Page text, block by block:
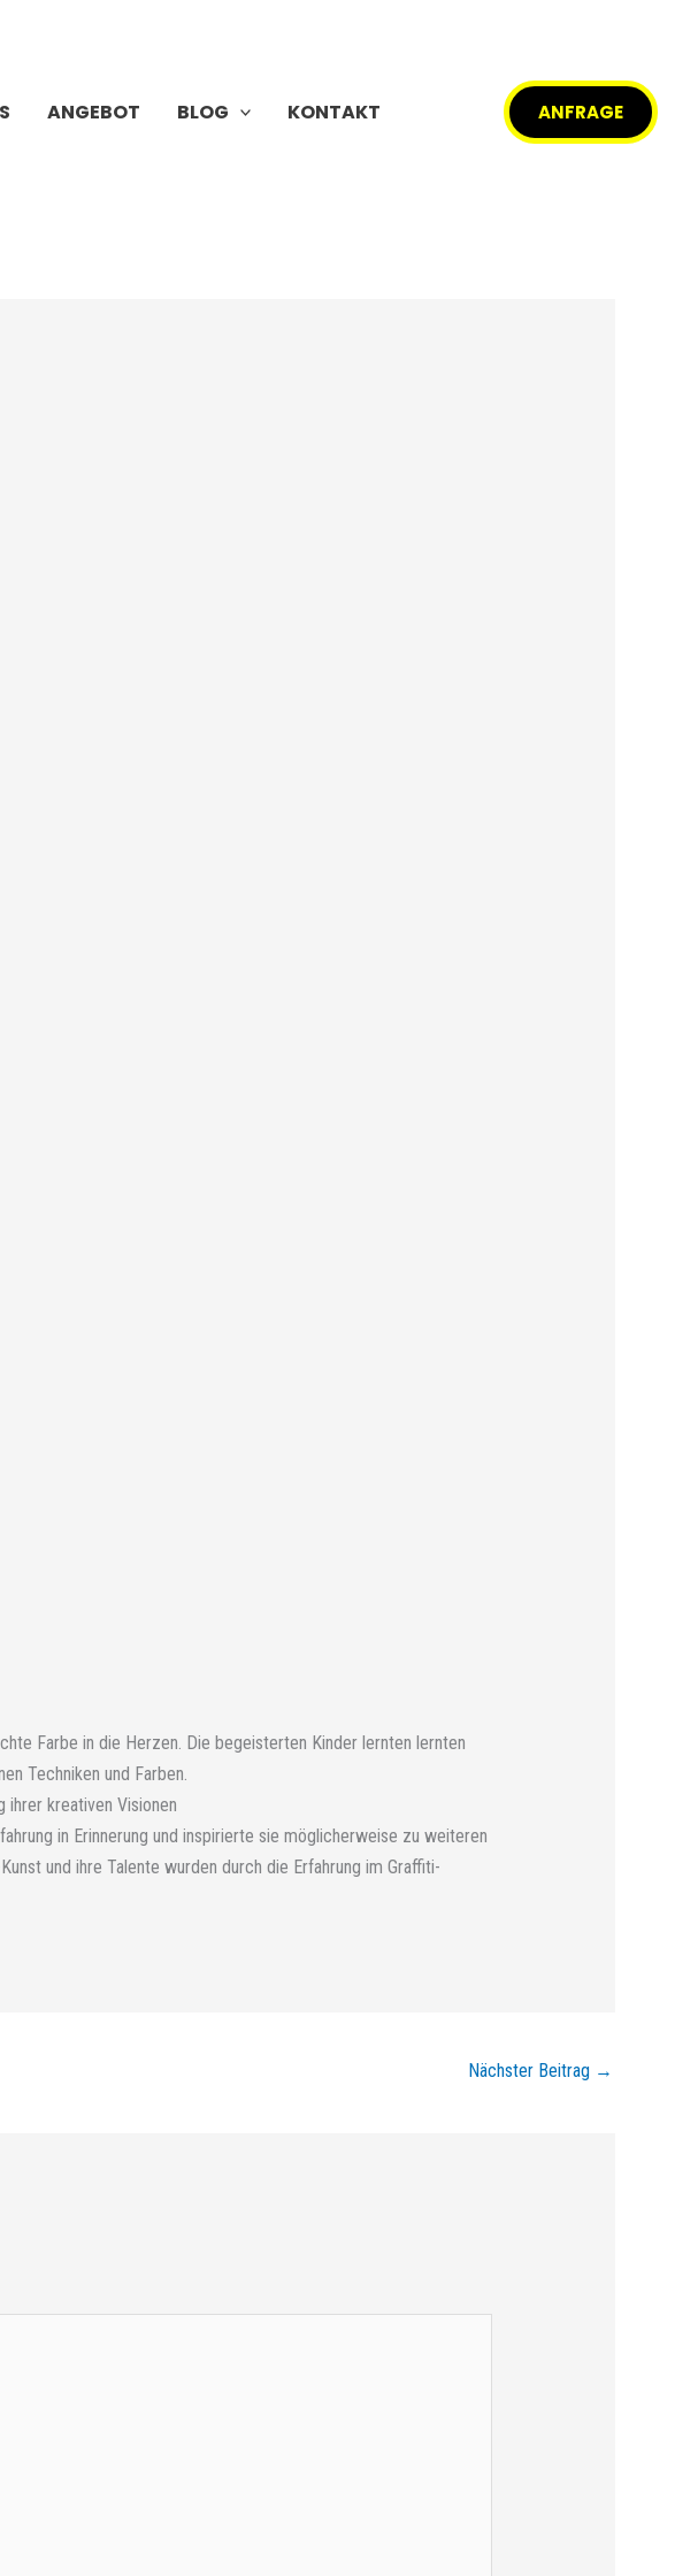
ANGEBOT BLOG KONTAKT ANFRAGE
Farbe in die Herzen. Die begeisterten Kinder lernten lernten
Techniken und Farben.
ihrer kreativen Visionen
in Erinnerung und inspirierte sie möglicherweise zu weiteren
und ihre Talente wurden durch die Erfahrung im Graffiti-
Nächster Beitrag →